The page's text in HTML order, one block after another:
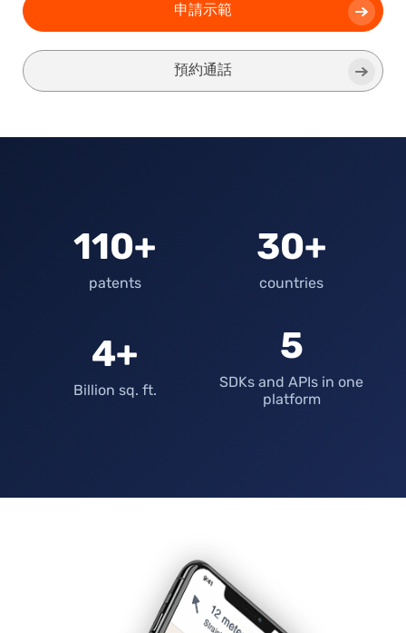
申請示範
預約通話
110+
patents
30+
countries
4+
Billion sq. ft.
5
SDKs and APIs in one
platform